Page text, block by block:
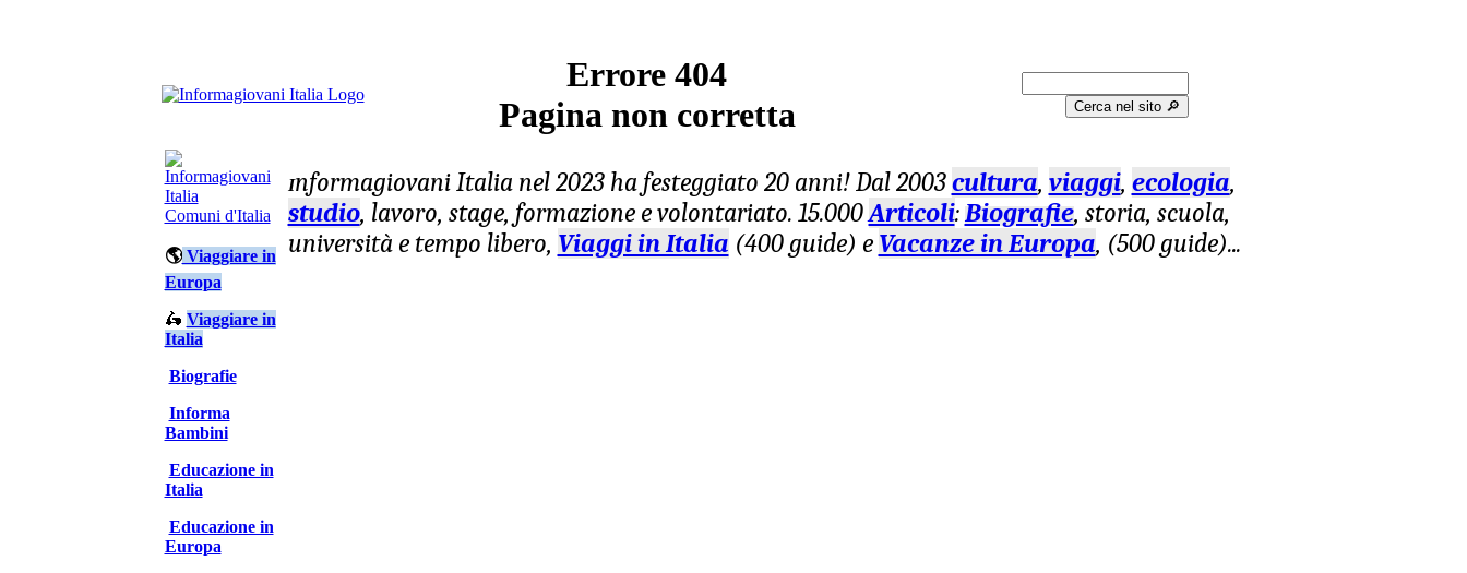
Errore 404
Pagina non corretta
Cerca nel sito 🔎︎
Comuni d'Italia
🌎Viaggiare in
Europa
🛵 Viaggiare in
Italia
Biografie
Informa
Bambini
Educazione in
Italia
Educazione in
Europa
InformagiovaniItalia nel 2023 ha festeggiato 20 anni! Dal 2003cultura, viaggi, ecologia,
studio, lavoro, stage, formazione e volontariato. 15.000Articoli:Biografie, storia, scuola,
università e tempo libero, Viaggi in Italia (400 guide) e Vacanze in Europa, (500 guide)...